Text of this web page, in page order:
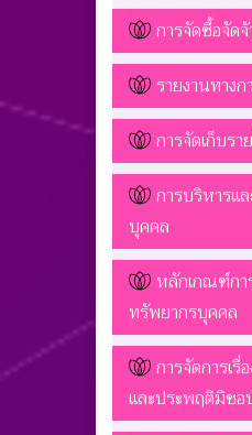
การจัดซื้อจัด
รายงานทางก
การจัดเก็บร
การบริหารแ
บุคคล
หลักเกณฑ์ก
ทรัพยากรบุคคล
การจัดการเรื่
และประพฤติมิชอ